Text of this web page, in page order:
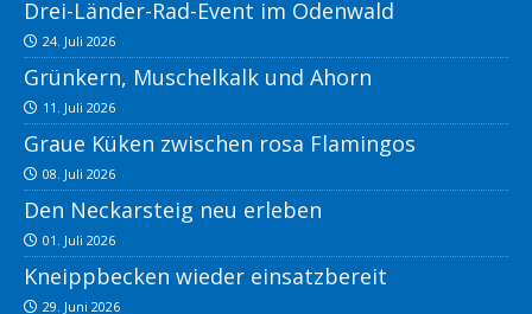
Drei-Länder-Rad-Event im Odenwald
24. Juli 2026
Grünkern, Muschelkalk und Ahorn
11. Juli 2026
Graue Küken zwischen rosa Flamingos
08. Juli 2026
Den Neckarsteig neu erleben
01. Juli 2026
Kneippbecken wieder einsatzbereit
29. Juni 2026